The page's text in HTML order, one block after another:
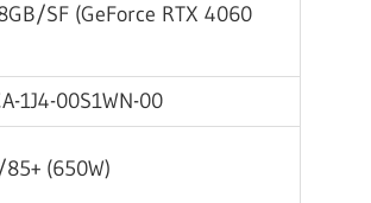
SF (GeForce RTX 4060
1J4-00S1WN-00
(650W)